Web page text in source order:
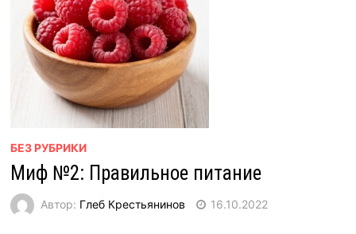
БЕЗ РУБРИКИ
Миф №2: Правильное питание
Автор: Глеб Крестьянинов 16.10.2022